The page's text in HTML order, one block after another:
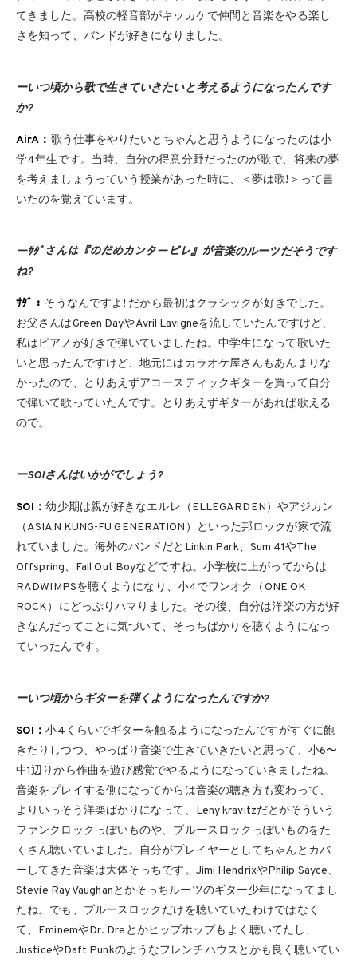
てきました。高校の軽音部がキッカケで仲間と音楽をやる楽し
さを知って、バンドが好きになりました。
ーいつ頃から歌で生きていきたいと考えるようになったんです
か?
AirA： 歌う仕事をやりたいとちゃんと思うようになったのは小
学4年生です。当時、自分の得意分野だったのが歌で、将来の夢
を考えましょうっていう授業があった時に、＜夢は歌!＞って書
いたのを覚えています。
ーｻﾀﾞさんは『のだめカンタービレ』が音楽のルーツだそうです
ね?
ｻﾀﾞ： そうなんですよ! だから最初はクラシックが好きでした。
お父さんはGreen DayやAvril Lavigneを流していたんですけど、
私はピアノが好きで弾いていましたね。中学生になって歌いた
いと思ったんですけど、地元にはカラオケ屋さんもあんまりな
かったので、とりあえずアコースティックギターを買って自分
で弾いて歌っていたんです。とりあえずギターがあれば歌える
ので。
ーSOIさんはいかがでしょう?
SOI：幼少期は親が好きなエルレ（ELLEGARDEN）やアジカン
（ASIAN KUNG-FU GENERATION）といった邦ロックが家で流
れていました。海外のバンドだとLinkin Park、Sum 41やThe
Offspring、Fall Out Boyなどですね。小学校に上がってからは
RADWIMPSを聴くようになり、小4でワンオク（ONE OK
ROCK）にどっぷりハマりました。その後、自分は洋楽の方が好
きなんだってことに気づいて、そっちばかりを聴くようになっ
ていったんです。
ーいつ頃からギターを弾くようになったんですか?
SOI：小4くらいでギターを触るようになったんですがすぐに飽
きたりしつつ、やっぱり音楽で生きていきたいと思って、小6〜
中1辺りから作曲を遊び感覚でやるようになっていきましたね。
音楽をプレイする側になってからは音楽の聴き方も変わって、
よりいっそう洋楽ばかりになって、Leny kravitzだとかそういう
ファンクロックっぽいものや、ブルースロックっぽいものをた
くさん聴いていました。自分がプレイヤーとしてちゃんとカバ
ーしてきた音楽は大体そっちです。Jimi HendrixやPhilip Sayce、
Stevie Ray Vaughanとかそっちルーツのギター少年になってまし
たね。でも、ブルースロックだけを聴いていたわけではなく
て、EminemやDr. Dreとかヒップホップもよく聴いてたし、
JusticeやDaft Punkのようなフレンチハウスとかも良く聴いてい